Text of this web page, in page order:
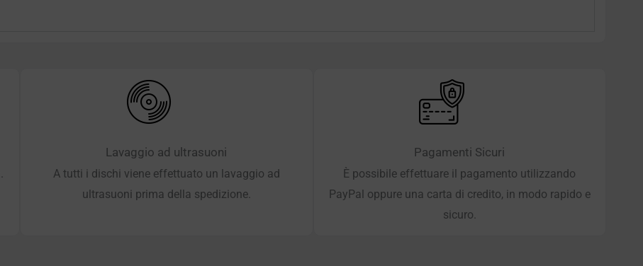
Lavaggio ad ultrasuoni
A tutti i dischi viene effettuato un lavaggio ad
ultrasuoni prima della spedizione.
Pagamenti Sicuri
È possibile effettuare il pagamento utilizzando
PayPal oppure una carta di credito, in modo rapido e
sicuro.